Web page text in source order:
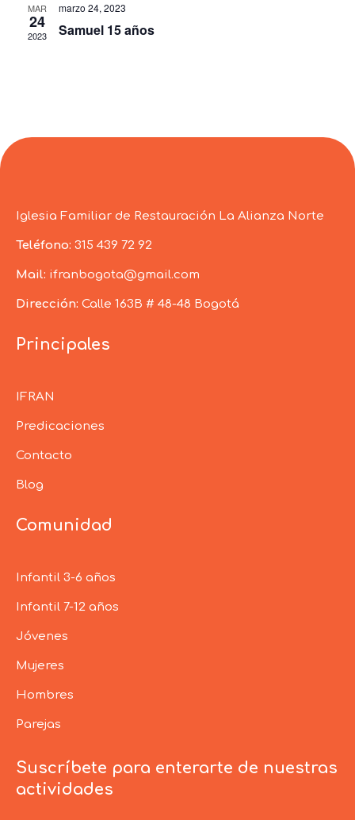
MAR
24
2023
marzo 24, 2023
Samuel 15 años
Iglesia Familiar de Restauración La Alianza Norte
Teléfono: 315 439 72 92
Mail: ifranbogota@gmail.com
Dirección: Calle 163B # 48-48 Bogotá
Principales
IFRAN
Predicaciones
Contacto
Blog
Comunidad
Infantil 3-6 años
Infantil 7-12 años
Jóvenes
Mujeres
Hombres
Parejas
Suscríbete para enterarte de nuestras
actividades